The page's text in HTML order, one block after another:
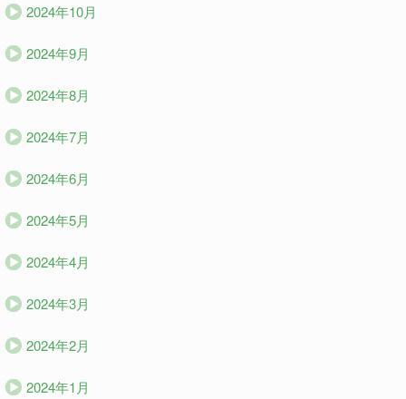
2024年10月
2024年9月
2024年8月
2024年7月
2024年6月
2024年5月
2024年4月
2024年3月
2024年2月
2024年1月